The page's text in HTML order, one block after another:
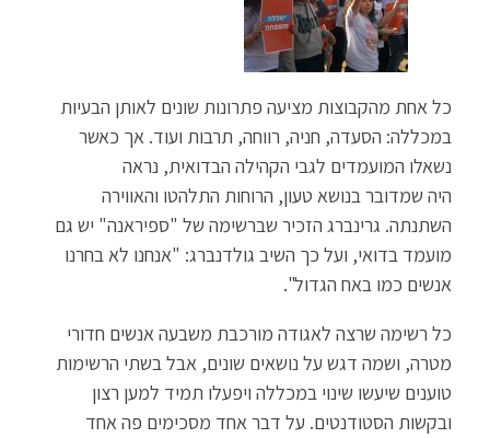
כל אחת מהקבוצות מציעה פתרונות שונים לאותן הבעיות
במכללה: הסעדה, חניה, רווחה, תרבות ועוד. אך כאשר
נשאלו המועמדים לגבי הקהילה הבדואית, נראה
היה שמדובר בנושא טעון, הרוחות התלהטו והאווירה
השתנתה. גרינברג הזכיר שברשימה של "ספיראנה" יש גם
מועמד בדואי, ועל כך השיב גולדנברג: "אנחנו לא בחרנו
אנשים כמו באח הגדול".
כל רשימה שרצה לאגודה מורכבת משבעה אנשים חדורי
מטרה, ושמה דגש על נושאים שונים, אבל בשתי הרשימות
טוענים שיעשו שינוי במכללה ויפעלו תמיד למען רצון
ובקשות הסטודנטים. על דבר אחד מסכימים פה אחד